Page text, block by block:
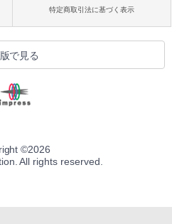
特定商取引法に基づく表示
で見る
©2026
All rights reserved.